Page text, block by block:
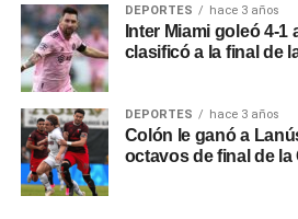
DEPORTES hace 3 años
Inter Miami goleó 4-1
clasificó a la final de
DEPORTES hace 3 años
Colón le ganó a
octavos de final de